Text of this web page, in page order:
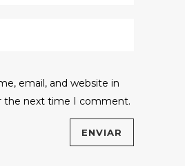
email, and website in
the next time I comment.